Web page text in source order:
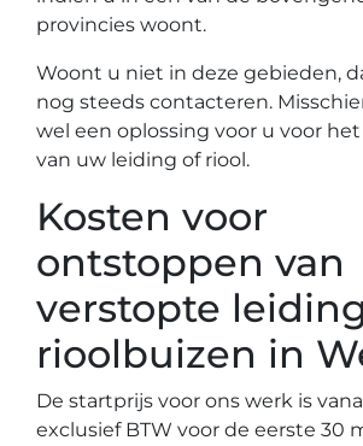
provincies woont.
Woont u niet in deze gebieden,
nog steeds contacteren.
wel een oplossing voor u voor
van uw leiding of riool.
Kosten voor
ontstoppen van
verstopte
rioolbuizen in
De startprijs voor ons werk is
exclusief BTW voor de eerste 30